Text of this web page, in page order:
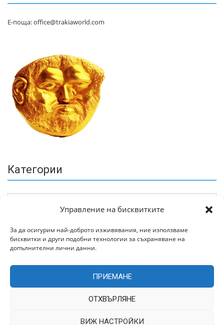
Управление на бисквитките
За да осигурим най-доброто изживявания, ние използваме
бисквитки и други подобни технологии за съхраняване на
допълнителни лични данни.
ПРИЕМАНЕ
ОТХВЪРЛЯНЕ
ВИЖ НАСТРОЙКИ
Е-поща: office@trakiaworld.com
Категории
Архив